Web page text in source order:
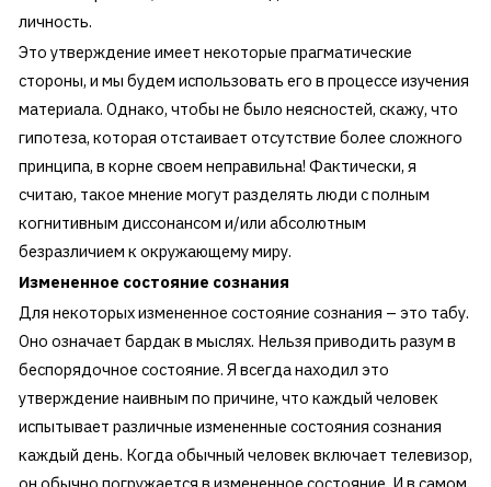
личность.
Это утверждение имеет некоторые прагматические
стороны, и мы будем использовать его в процессе изучения
материала. Однако, чтобы не было неясностей, скажу, что
гипотеза, которая отстаивает отсутствие более сложного
принципа, в корне своем неправильна! Фактически, я
считаю, такое мнение могут разделять люди с полным
когнитивным диссонансом и/или абсолютным
безразличием к окружающему миру.
Измененное состояние сознания
Для некоторых измененное состояние сознания – это табу.
Оно означает бардак в мыслях. Нельзя приводить разум в
беспорядочное состояние. Я всегда находил это
утверждение наивным по причине, что каждый человек
испытывает различные измененные состояния сознания
каждый день. Когда обычный человек включает телевизор,